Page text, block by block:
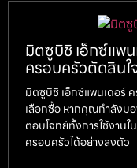
มิตซูบิชิ เอ็กซ์แพ
ครอบครัวตัดสินใ
มิตซูบิชิ เอ็กซ์แพนเดอร์
เลือกซื้อ หากคุณกำลังม
ตอบโจทย์ทั้งการใช้งานใ
ครอบครัวได้อย่างลงตัว